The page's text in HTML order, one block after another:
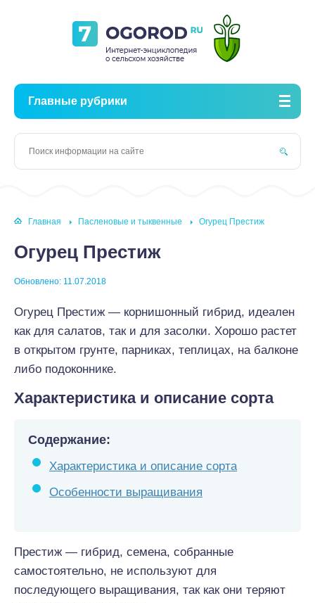
Главные рубрики
Главная Пасленовые и тыквенные Огурец Престиж
Огурец Престиж
Обновлено: 11.07.2018
Огурец Престиж — корнишонный гибрид, идеален
как для салатов, так и для засолки. Хорошо растет
в открытом грунте, парниках, теплицах, на балконе
либо подоконнике.
Характеристика и описание сорта
Содержание:
Характеристика и описание сорта
Особенности выращивания
Престиж — гибрид, семена, собранные
самостоятельно, не используют для
последующего выращивания, так как они теряют